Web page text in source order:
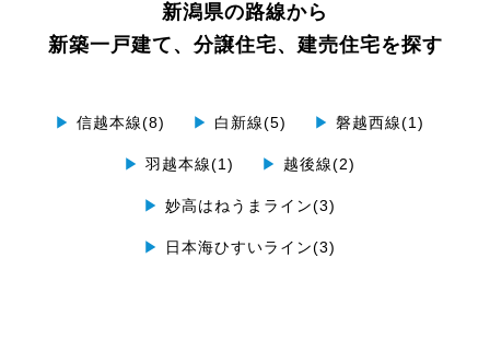
新潟県の路線から
新築一戸建て、分譲住宅、建売住宅を探す
▶ 信越本線(8) ▶ 白新線(5) ▶ 磐越西線(1)
▶ 羽越本線(1) ▶ 越後線(2)
▶ 妙高はねうまライン(3)
▶ 日本海ひすいライン(3)